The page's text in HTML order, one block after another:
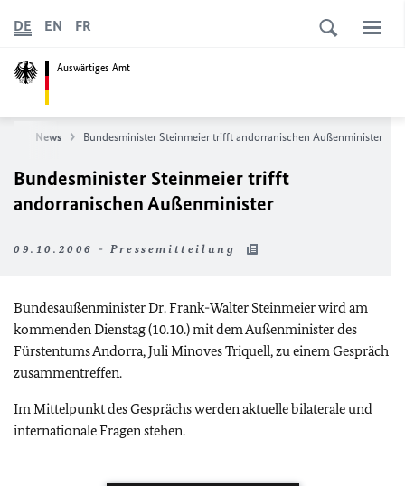
Auswärtiges Amt
DE EN FR
News Bundesminister Steinmeier trifft andorranischen Außenminister
Bundesminister Steinmeier trifft
andorranischen Außenminister
09.10.2006 - Pressemitteilung
Bundesaußenminister Dr. Frank-Walter Steinmeier wird am
kommenden Dienstag (10.10.) mit dem Außenminister des
Fürstentums Andorra, Juli Minoves Triquell, zu einem Gespräch
zusammentreffen.
Im Mittelpunkt des Gesprächs werden aktuelle bilaterale und
internationale Fragen stehen.